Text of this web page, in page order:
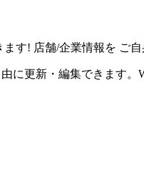
ます! 店舗/企業情報を ご
に更新・編集できます。